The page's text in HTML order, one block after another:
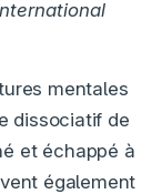
mentales
dissociatif de
et échappé à
également